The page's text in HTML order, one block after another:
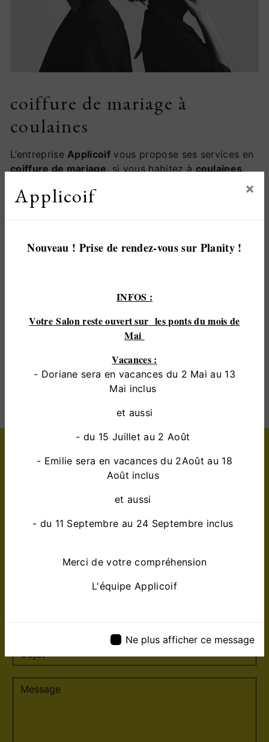
Applicoif ×
Nouveau ! Prise de rendez-vous sur Planity !
INFOS :
Votre Salon reste ouvert sur les ponts du mois de
Mai
Vacances :
- Doriane sera en vacances du 2 Mai au 13
Mai inclus
et aussi
- du 15 Juillet au 2 Août
- Emilie sera en vacances du 2Août au 18
Août inclus
et aussi
- du 11 Septembre au 24 Septembre inclus
Merci de votre compréhension
L'équipe Applicoif
Ne plus afficher ce message
coiffure de mariage à
coulaines
L’entrepriseApplicoif vous propose ses services en
coiffure de mariage, si vous habitez àcoulaines.
faire de qualité, nous mettons tout en oeuvre pour
sommes à l’écoute de vos besoins. Si vous habitez
coulaines, nous sommes à votre disposition pour
est avant tout notre passion et le partager avec
Toute notre équipe est qualifiée et travaille avec
EN SAVOIR PLUS
Contactez nous